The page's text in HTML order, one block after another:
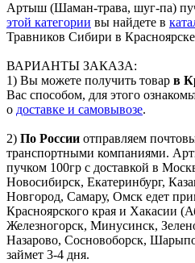
Артыш (Шаман-трава, шуг-па)
этой категории вы найдете в
Травников Сибири в
ВАРИАНТЫ ЗАКАЗА:
1) Вы можете получить товар в
Вас способом, для этого
о доставке и самовывозе.
2) По России отправляем
транспортными компаниями.
пучком 100гр с доставкой в
Новосибирск, Екатеринбург,
Новгород, Самару, Омск едет
Красноярского края и Хакасии
Железногорск, Минусинск,
Назарово, Сосновоборск,
займет 3-4 дня.